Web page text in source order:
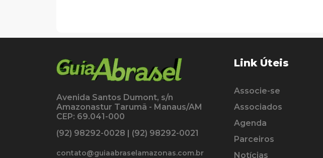
Avenida Santos Dumont, s/n
Amazonastur Tarumã - Manaus/AM
CEP: 69.041-000
(92) 98292-0028 | (92) 98292-0021
contato@guiaabraselamazonas.com.br
Link Úteis
Associe-se
Associados
Agenda
Parceiros
Notícias